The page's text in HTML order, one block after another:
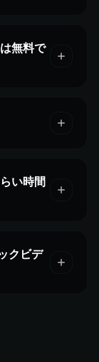
無料で
い時間
クビデ